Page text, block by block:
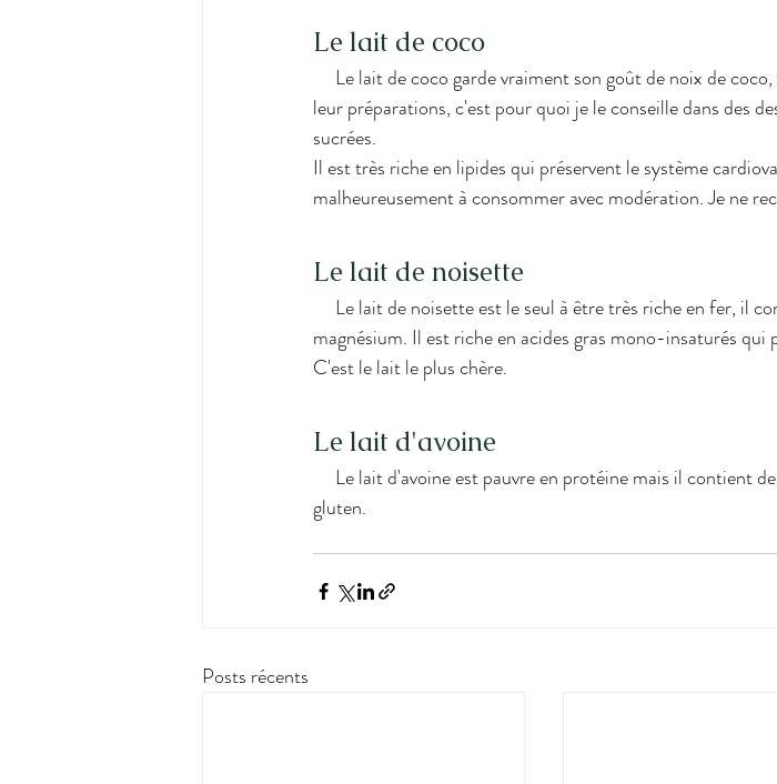
Le lait de coco
leur préparations, c'est pour quoi je le conseille dans des
sucrées.
Il est très riche en lipides qui préservent le système
malheureusement à consommer avec modération. Je ne
Le lait de noisette
magnésium. Il est riche en acides gras mono-insaturés
C'est le lait le plus chère.
Le lait d'avoine
gluten.
Posts récents